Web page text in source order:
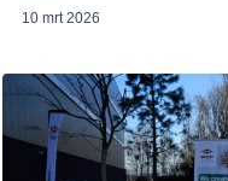
10 mrt 2026